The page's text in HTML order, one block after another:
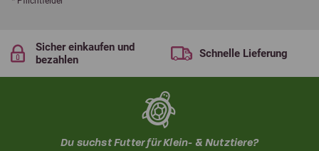
Sicher einkaufen und
bezahlen
Schnelle Lieferung
Du suchst Futter für Klein- & Nutztiere?